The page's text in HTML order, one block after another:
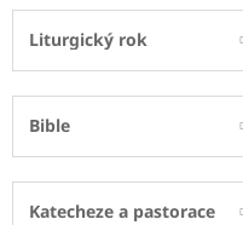
Liturgický rok
Bible
Katecheze a pastorace